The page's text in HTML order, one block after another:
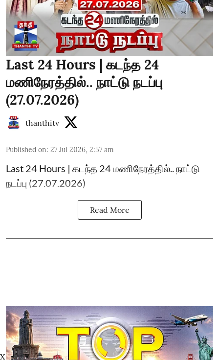
Last 24 Hours | கடந்த 24
மணிநேரத்தில்.. நாட்டு நடப்பு
(27.07.2026)
thanthitv
Published on: 27 Jul 2026, 2:57 am
Last 24 Hours | கடந்த 24 மணிநேரத்தில்.. நாட்டு
நடப்பு (27.07.2026)
Read More
X